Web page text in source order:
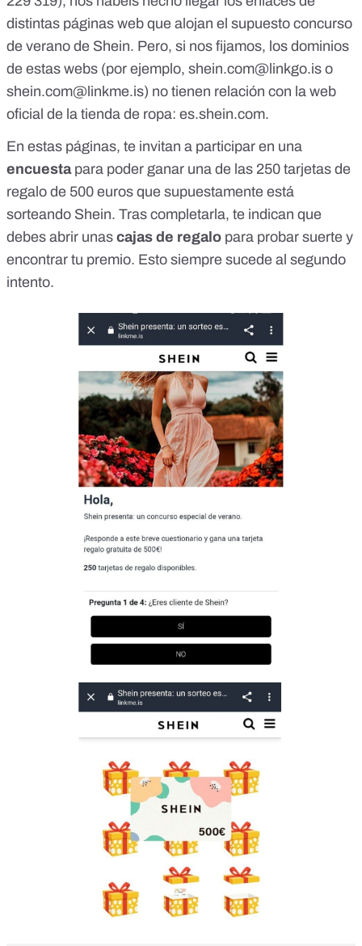
distintas páginas web que alojan el supuesto concurso
de verano de Shein. Pero, si nos fijamos, los dominios
de estas webs (por ejemplo, shein.com@linkgo.is o
shein.com@linkme.is) no tienen relación con la web
oficial de la tienda de ropa: es.shein.com.
En estas páginas, te invitan a participar en una
encuesta para poder ganar una de las 250 tarjetas de
regalo de 500 euros que supuestamente está
sorteando Shein. Tras completarla, te indican que
debes abrir unas cajas de regalo para probar suerte y
encontrar tu premio. Esto siempre sucede al segundo
intento.